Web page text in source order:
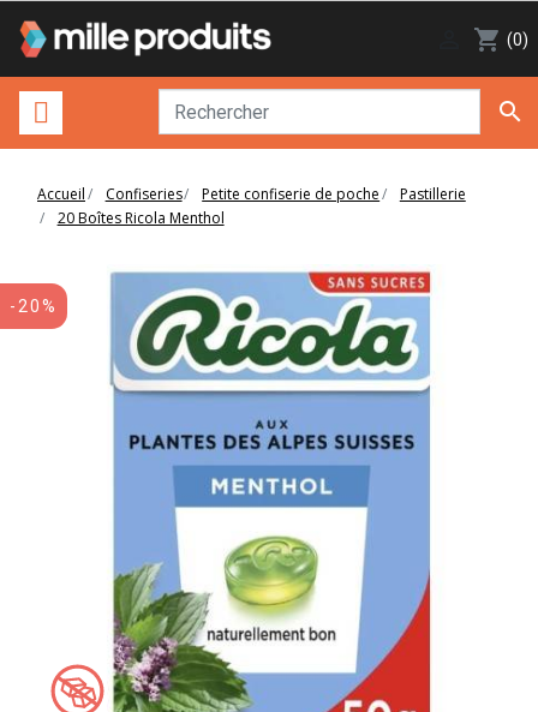
shopping_cart (0)

Accueil Confiseries Petite confiserie de poche
Pastillerie
20 Boîtes Ricola Menthol
-20%